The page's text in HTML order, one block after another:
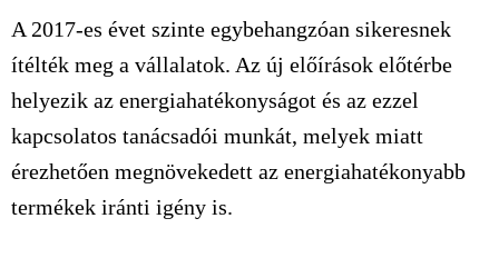
A 2017-es évet szinte egybehangzóan sikeresnek
ítélték meg a vállalatok. Az új előírások előtérbe
helyezik az energiahatékonyságot és az ezzel
kapcsolatos tanácsadói munkát, melyek miatt
érezhetően megnövekedett az energiahatékonyabb
termékek iránti igény is.